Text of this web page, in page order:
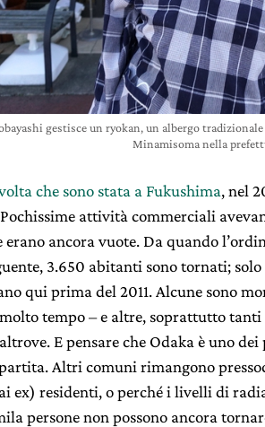
gestisce un ryokan, un albergo
Minamisoma nella
che sono stata a Fukushima, nel
attività commerciali
erano ancora vuote. Da quando
3.650 abitanti sono tornati;
qui prima del 2011. Alcune sono
tempo – e altre, soprattutto
E pensare che Odaka è uno
Altri comuni rimangono
ex) residenti, o perché i livelli di
persone non possono ancora